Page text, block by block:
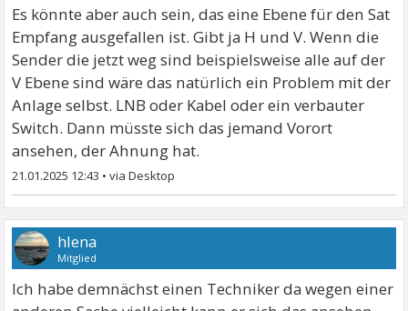
Es könnte aber auch sein, das eine Ebene für den Sat
Empfang ausgefallen ist. Gibt ja H und V. Wenn die
Sender die jetzt weg sind beispielsweise alle auf der
V Ebene sind wäre das natürlich ein Problem mit der
Anlage selbst. LNB oder Kabel oder ein verbauter
Switch. Dann müsste sich das jemand Vorort
ansehen, der Ahnung hat.
21.01.2025 12:43 •
hlena
Mitglied
Ich habe demnächst einen Techniker da wegen einer